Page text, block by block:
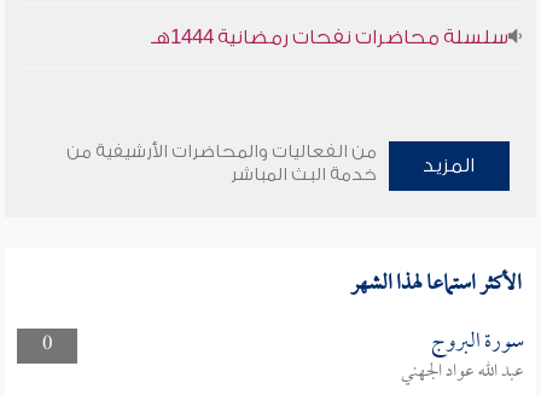
سلسلة محاضرات نفحات رمضانية 1444هـ
المزيد
من الفعاليات والمحاضرات الأرشيفية من
خدمة البث المباشر
الأكثر استماعا لهذا الشهر
0 سورة البروج
عبد الله عواد الجهني